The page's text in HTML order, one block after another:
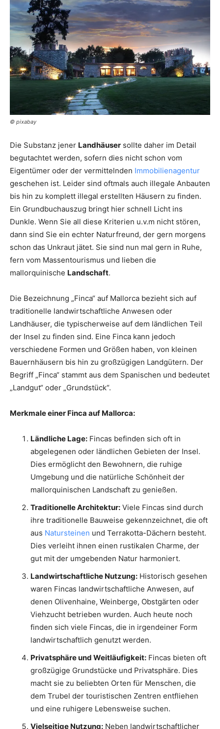
© pixabay
Die Substanz jener Landhäuser sollte daher im Detail
begutachtet werden, sofern dies nicht schon vom
Eigentümer oder der vermittelnden Immobilienagentur
geschehen ist. Leider sind oftmals auch illegale Anbauten
bis hin zu komplett illegal erstellten Häusern zu finden.
Ein Grundbuchauszug bringt hier schnell Licht ins
Dunkle. Wenn Sie all diese Kriterien u.v.m nicht stören,
dann sind Sie ein echter Naturfreund, der gern morgens
schon das Unkraut jätet. Sie sind nun mal gern in Ruhe,
fern vom Massentourismus und lieben die
mallorquinische Landschaft.
Die Bezeichnung „Finca“ auf Mallorca bezieht sich auf
traditionelle landwirtschaftliche Anwesen oder
Landhäuser, die typischerweise auf dem ländlichen Teil
der Insel zu finden sind. Eine Finca kann jedoch
verschiedene Formen und Größen haben, von kleinen
Bauernhäusern bis hin zu großzügigen Landgütern. Der
Begriff „Finca“ stammt aus dem Spanischen und bedeutet
„Landgut“ oder „Grundstück“.
Merkmale einer Finca auf Mallorca:
Ländliche Lage: Fincas befinden sich oft in
abgelegenen oder ländlichen Gebieten der Insel.
Dies ermöglicht den Bewohnern, die ruhige
Umgebung und die natürliche Schönheit der
mallorquinischen Landschaft zu genießen.
Traditionelle Architektur: Viele Fincas sind durch
ihre traditionelle Bauweise gekennzeichnet, die oft
aus Natursteinen und Terrakotta-Dächern besteht.
Dies verleiht ihnen einen rustikalen Charme, der
gut mit der umgebenden Natur harmoniert.
Landwirtschaftliche Nutzung: Historisch gesehen
waren Fincas landwirtschaftliche Anwesen, auf
denen Olivenhaine, Weinberge, Obstgärten oder
Viehzucht betrieben wurden. Auch heute noch
finden sich viele Fincas, die in irgendeiner Form
landwirtschaftlich genutzt werden.
Privatsphäre und Weitläufigkeit: Fincas bieten oft
großzügige Grundstücke und Privatsphäre. Dies
macht sie zu beliebten Orten für Menschen, die
dem Trubel der touristischen Zentren entfliehen
und eine ruhigere Lebensweise suchen.
Vielseitige Nutzung: Neben landwirtschaftlicher